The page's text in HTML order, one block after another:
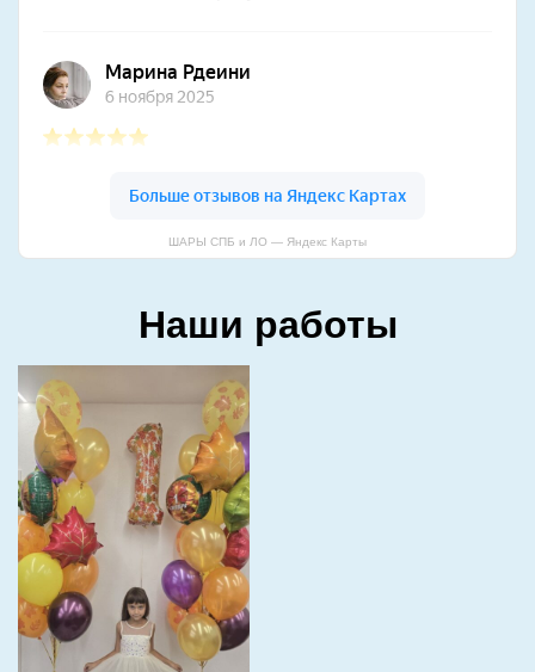
ШАРЫ СПБ и ЛО — Яндекс Карты
Наши работы